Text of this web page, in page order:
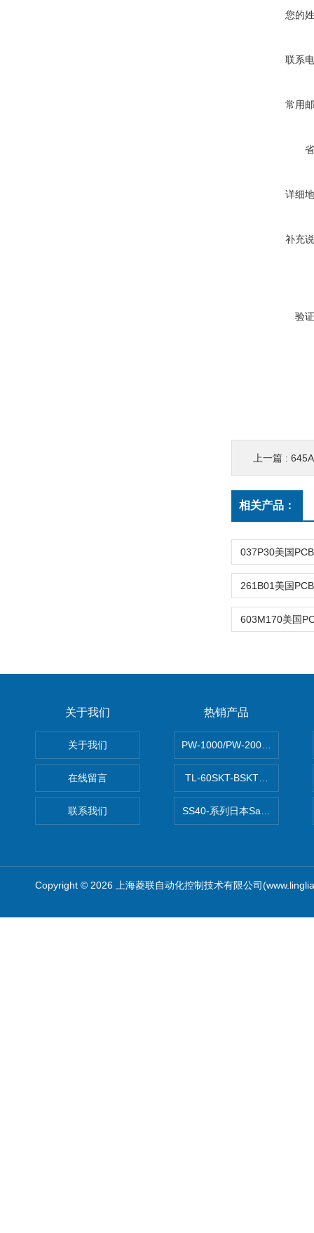
您的
联系
常用
详细
补充
验
上一篇 :
相关产品：
关于我们
关于我们
在线留言
联系我们
热销产品
PW-1000/PW-
TL-60SKT-BSKTC张力控制器
SS40-系列日本Sawamura泽
Copyright © 2026 上海菱联自动化控制技术有限公司